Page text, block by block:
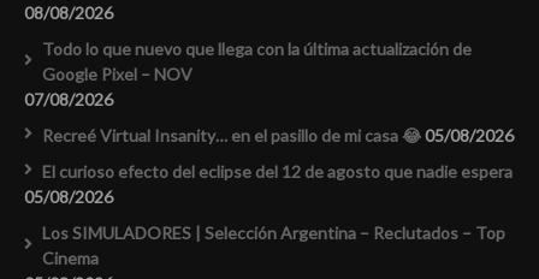
08/08/2026
Todo lo que nuevo que llega con la última actualización de
Google Pixel – NOV
07/08/2026
Recreé Virtual Insanity… en el pasillo de mi casa 😂05/08/2026
El curioso efecto del eclipse del 12 de agosto que nadie espera
05/08/2026
Los SIMULADORES | Selección Argentina – Reclutados – Top
Cinema